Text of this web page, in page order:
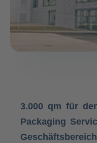
3.000 qm für
Packaging